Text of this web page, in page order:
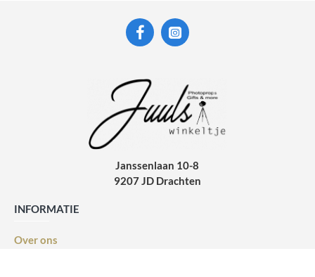
Janssenlaan 10-8
9207 JD Drachten
INFORMATIE
Over ons